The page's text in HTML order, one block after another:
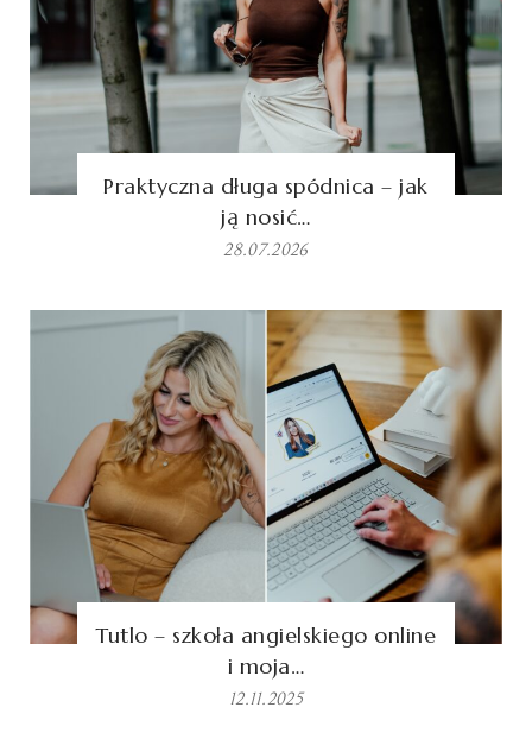
Praktyczna długa spódnica – jak
ją nosić…
28.07.2026
Tutlo – szkoła angielskiego online
i moja…
12.11.2025